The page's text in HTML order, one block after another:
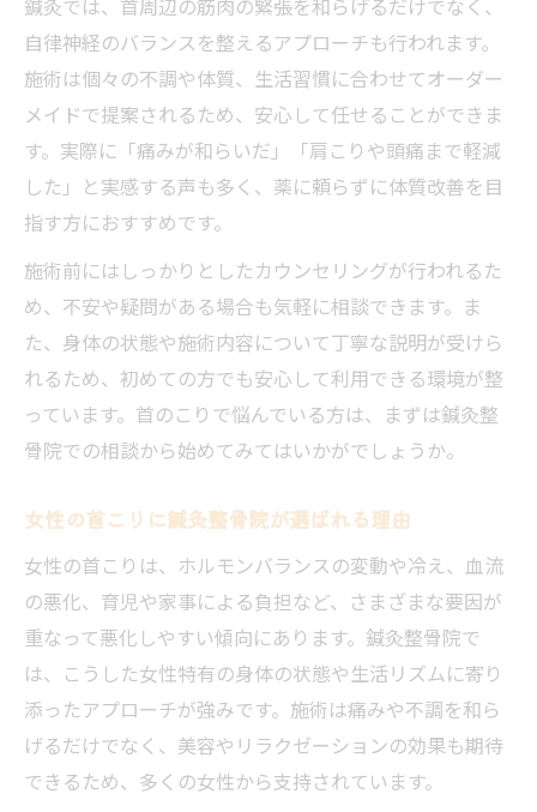
首こりに悩むなら鍼灸整骨院の活用を
鍼灸整骨院での首こり改善体験談まとめ
鍼灸整骨院を選ぶ際のチェックポイント
鍼灸整骨院で心身のバランスを取り戻す首ケア
術
ストレス軽減に鍼灸整骨院が効果的な理由
自律神経を整える鍼灸整骨院のアプローチ
女性のための鍼灸整骨院首ケア体験談
デスクワーク女性が選ぶ鍼灸整骨院での首こり
対処法
由
首こり対策に役立つ鍼灸整骨院施術例一覧
仕事疲れの首に鍼灸整骨院を活かす方法
鍼灸整骨院でできる首こり予防テクニック
女性の首こり対処法を鍼灸整骨院で学ぶ
首のつらさを和らげる鍼灸整骨院の施術ポイン
ト
自律神経のバランスを整えるアプローチも行われます。
施術は個々の不調や体質、生活習慣に合わせてオーダー
メイドで提案されるため、安心して任せることができま
す。実際に「痛みが和らいだ」「肩こりや頭痛まで軽減
した」と実感する声も多く、薬に頼らずに体質改善を目
指す方におすすめです。
施術前にはしっかりとしたカウンセリングが行われるた
め、不安や疑問がある場合も気軽に相談できます。ま
た、身体の状態や施術内容について丁寧な説明が受けら
れるため、初めての方でも安心して利用できる環境が整
っています。首のこりで悩んでいる方は、まずは鍼灸整
骨院での相談から始めてみてはいかがでしょうか。
女性の首こりに鍼灸整骨院が選ばれる理由
女性の首こりは、ホルモンバランスの変動や冷え、血流
の悪化、育児や家事による負担など、さまざまな要因が
重なって悪化しやすい傾向にあります。鍼灸整骨院で
は、こうした女性特有の身体の状態や生活リズムに寄り
添ったアプローチが強みです。施術は痛みや不調を和ら
げるだけでなく、美容やリラクゼーションの効果も期待
できるため、多くの女性から支持されています。